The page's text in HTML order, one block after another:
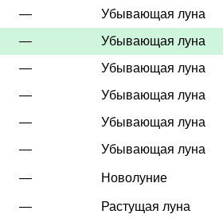
— Убывающая луна
— Убывающая луна
— Убывающая луна
— Убывающая луна
— Убывающая луна
— Убывающая луна
— Новолуние
— Растущая луна